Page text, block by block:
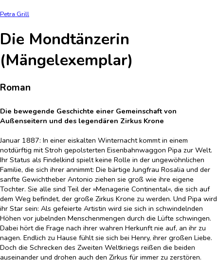
Petra Grill
Die Mondtänzerin
(Mängelexemplar)
Roman
Die bewegende Geschichte einer Gemeinschaft von
Außenseitern und des legendären Zirkus Krone
Januar 1887: In einer eiskalten Winternacht kommt in einem
notdürftig mit Stroh gepolsterten Eisenbahnwaggon Pipa zur Welt.
Ihr Status als Findelkind spielt keine Rolle in der ungewöhnlichen
Familie, die sich ihrer annimmt: Die bärtige Jungfrau Rosalia und der
sanfte Gewichtheber Antonio ziehen sie groß wie ihre eigene
Tochter. Sie alle sind Teil der »Menagerie Continental«, die sich auf
dem Weg befindet, der große Zirkus Krone zu werden. Und Pipa wird
ihr Star sein: Als gefeierte Artistin wird sie sich in schwindelnden
Höhen vor jubelnden Menschenmengen durch die Lüfte schwingen.
Dabei hört die Frage nach ihrer wahren Herkunft nie auf, an ihr zu
nagen. Endlich zu Hause fühlt sie sich bei Henry, ihrer großen Liebe.
Doch die Schrecken des Zweiten Weltkriegs reißen die beiden
auseinander und drohen auch den Zirkus für immer zu zerstören.